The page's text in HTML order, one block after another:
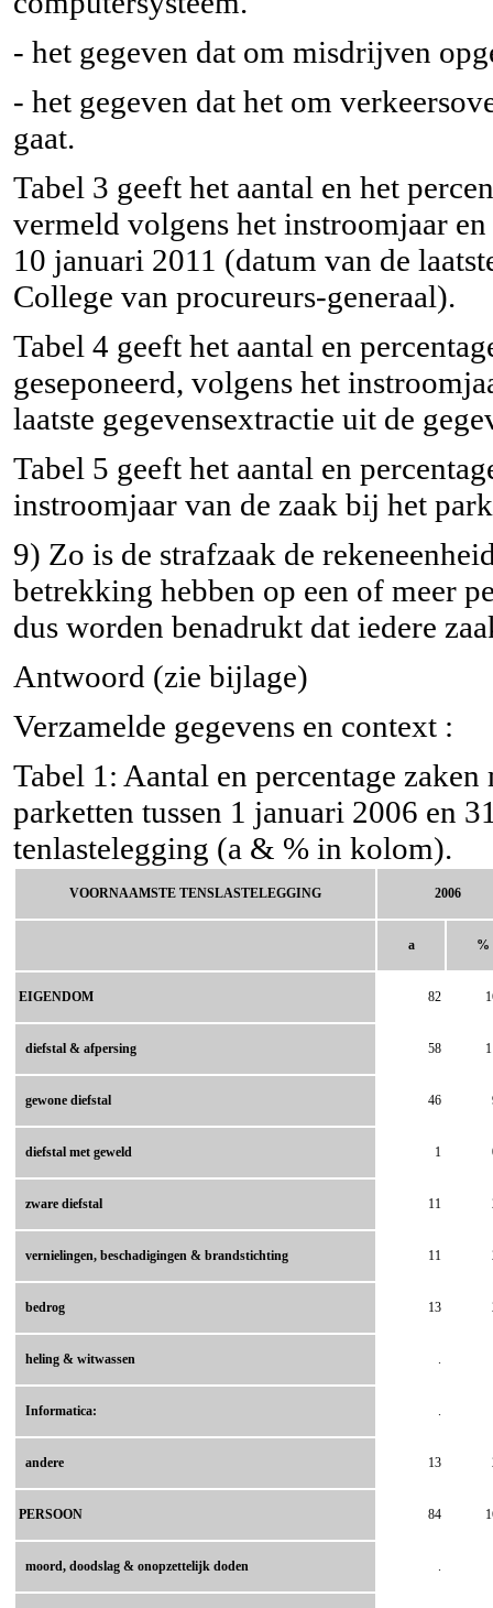
- het gegeven dat om misdrijven
- het gegeven dat het om
gaat.
Tabel 3 geeft het aantal en het
vermeld volgens het instroomjaar
10 januari 2011 (datum van de
College van procureurs-generaal).
Tabel 4 geeft het aantal en
geseponeerd, volgens het
laatste gegevensextractie uit de
Tabel 5 geeft het aantal en
instroomjaar van de zaak bij het
9) Zo is de strafzaak de
betrekking hebben op een of meer
dus worden benadrukt dat iedere
Antwoord (zie bijlage)
Verzamelde gegevens en context :
Tabel 1: Aantal en percentage
parketten tussen 1 januari 2006 en
tenlastelegging (a & % in kolom).
VOORNAAMSTE TENSLASTELEGGING 2006
a %
EIGENDOM 82
diefstal & afpersing 58
gewone diefstal 46
diefstal met geweld 1
zware diefstal 11
vernielingen, beschadigingen & brandstichting 11
bedrog 13
heling & witwassen
Informatica:
andere 13
PERSOON 84
moord, doodslag & onopzettelijk doden